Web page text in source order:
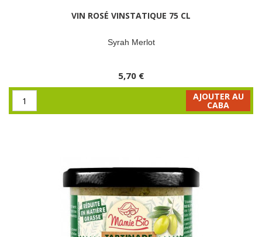
VIN ROSÉ VINSTATIQUE 75 CL
Syrah Merlot
5,70 €
AJOUTER AU
CABA